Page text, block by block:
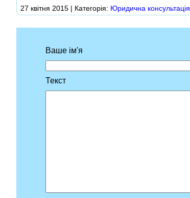
27 квітня 2015 | Категорія: Юридична консультація
Ваше ім'я
Текст